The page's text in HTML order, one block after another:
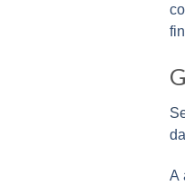
A